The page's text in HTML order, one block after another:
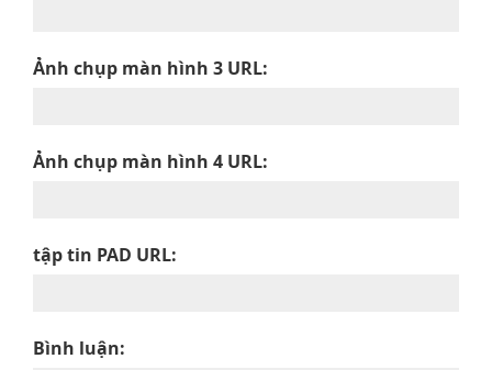
Ảnh chụp màn hình 3 URL:
Ảnh chụp màn hình 4 URL:
tập tin PAD URL:
Bình luận: